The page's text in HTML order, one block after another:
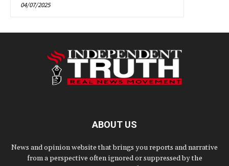
04/07/2025
ABOUT US
News and opinion website that brings you reports and narrative
from a perspective often ignored or suppressed by the